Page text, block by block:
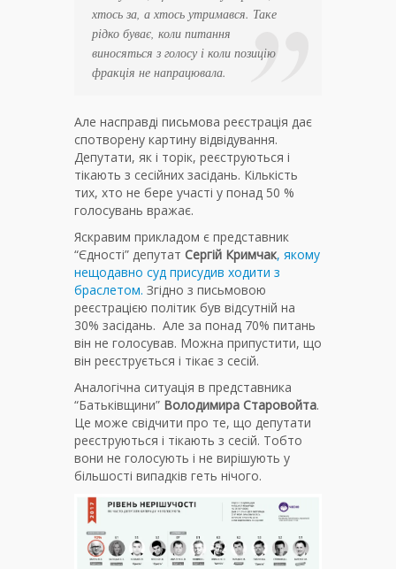
хтось за, а хтось утримався. Таке
рідко буває, коли питання
виносяться з голосу і коли позицію
фракція не напрацювала.
Але насправді письмова реєстрація дає
спотворену картину відвідування.
Депутати, як і торік, реєструються і
тікають з сесійних засідань. Кількість
тих, хто не бере участі у понад 50 %
голосувань вражає.
Яскравим прикладом є представник
“Єдності” депутат Сергій Кримчак, якому
нещодавно суд присудив ходити з
браслетом. Згідно з письмовою
реєстрацією політик був відсутній на
30% засідань. Але за понад 70% питань
він не голосував. Можна припустити, що
він реєструється і тікає з сесій.
Аналогічна ситуація в представника
“Батьківщини” Володимира Старовойта.
Це може свідчити про те, що депутати
реєструються і тікають з сесій. Тобто
вони не голосують і не вирішують у
більшості випадків геть нічого.